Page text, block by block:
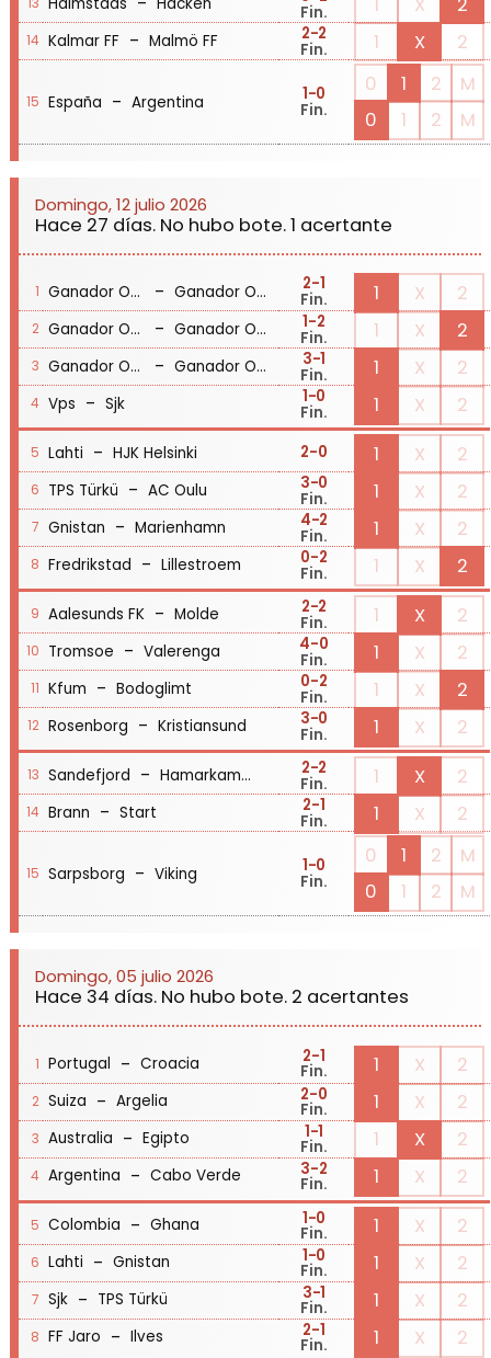
Fin.
14 Kalmar FF - Malmö FF 2-2
Fin. 1 X 2
15 España - Argentina 1-0
Fin.
0 1 2
M
0
1 2 M
Domingo, 12 julio 2026
Hace 27 días. No hubo bote. 1 acertante
1 Ganador Octavos 5 - Ganador Octavos 6 2-1
Fin. 1 X 2
2 Ganador Octavos 3 - Ganador Octavos 4 1-2
Fin. 1 X 2
3 Ganador Octavos 7 - Ganador Octavos 8 3-1
Fin. 1 X 2
4 Vps - Sjk 1-0
Fin. 1 X 2
5 Lahti - HJK Helsinki 2-0 1 X 2
6 TPS Türkü - AC Oulu 3-0
Fin. 1 X 2
7 Gnistan - Marienhamn 4-2
Fin. 1 X 2
8 Fredrikstad - Lillestroem 0-2
Fin. 1 X 2
9 Aalesunds FK - Molde 2-2
Fin. 1 X 2
10 Tromsoe - Valerenga 4-0
Fin. 1 X 2
11 Kfum - Bodoglimt 0-2
Fin. 1 X 2
12 Rosenborg - Kristiansund 3-0
Fin. 1 X 2
13 Sandefjord - Hamarkameratene 2-2
Fin. 1 X 2
14 Brann - Start 2-1
Fin. 1 X 2
15 Sarpsborg - Viking 1-0
Fin.
0 1 2
M
0
1 2 M
Domingo, 05 julio 2026
Hace 34 días. No hubo bote. 2 acertantes
1 Portugal - Croacia 2-1
Fin. 1 X 2
2 Suiza - Argelia 2-0
Fin. 1 X 2
3 Australia - Egipto 1-1
Fin. 1 X 2
4 Argentina - Cabo Verde 3-2
Fin. 1 X 2
5 Colombia - Ghana 1-0
Fin. 1 X 2
6 Lahti - Gnistan 1-0
Fin. 1 X 2
7 Sjk - TPS Türkü 3-1
Fin. 1 X 2
8 FF Jaro - Ilves 2-1
Fin. 1 X 2